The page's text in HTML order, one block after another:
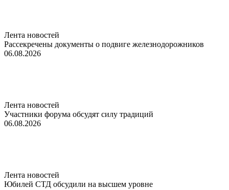
Лента новостей
Рассекречены документы о подвиге железнодорожников
06.08.2026
Лента новостей
Участники форума обсудят силу традиций
06.08.2026
Лента новостей
Юбилей СТД обсудили на высшем уровне